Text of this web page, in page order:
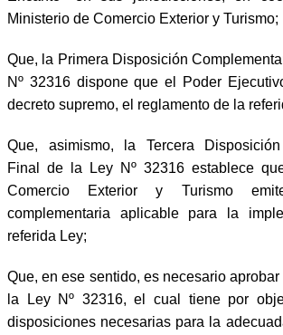
Ministerio de Comercio Exterior y Turismo;
Que, la Primera Disposición
Nº 32316 dispone que el Poder
decreto supremo, el reglamento de la
Que, asimismo, la Tercera Disposición
Final de la Ley Nº 32316 establece
Comercio Exterior y Turismo
complementaria aplicable para la
referida Ley;
Que, en ese sentido, es necesario
la Ley Nº 32316, el cual tiene por
disposiciones necesarias para la